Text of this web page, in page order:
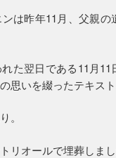
は昨年11月、父親
た翌日である11月
思いを綴ったテキス
。
リオールで埋葬し